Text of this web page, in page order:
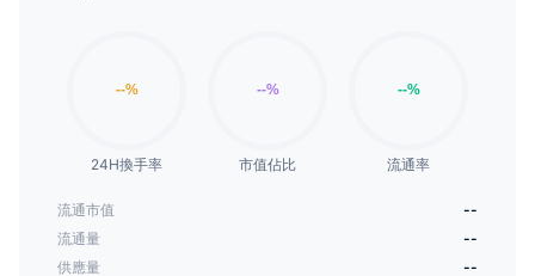
24H換手率 市值佔比 流通率
流通市值
--
流通量
--
供應量
--